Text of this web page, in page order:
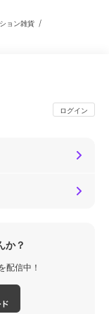
ョン雑貨 /
ログイン
か？
配信中！